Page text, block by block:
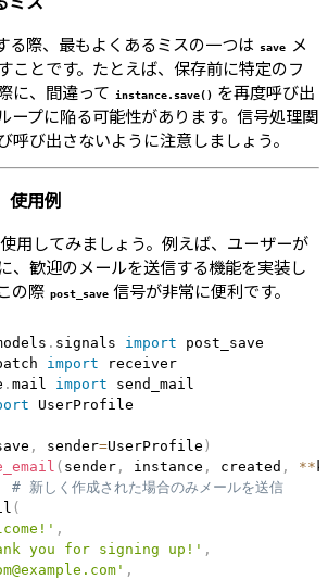
る際、最もよくあるミスの一つは save
メ
ことです。たとえば、保存前に特定のフ
に、間違って instance.save() を再度呼び出
ープに陥る可能性があります。信号処理関
呼び出さないように注意しましょう。
使用例
用してみましょう。例えば、ユーザーが
、歓迎のメールを送信する機能を実装し
の際 post_save 信号が非常に便利です。
. signals import
import
receiver
. mail import
UserProfile
, sender=UserProfile )
( sender, instance , created , **
# 新しく作成された場合のみメールを送信
(
,
you for signing up!' ,
,